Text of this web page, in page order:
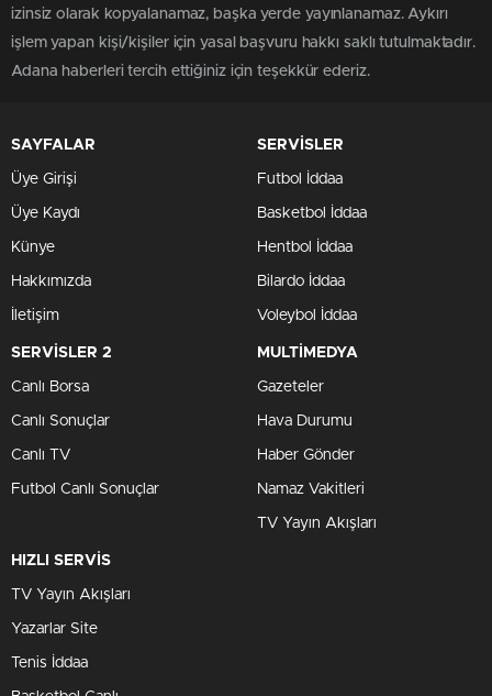
izinsiz olarak kopyalanamaz, başka yerde yayınlanamaz. Aykırı
işlem yapan kişi/kişiler için yasal başvuru hakkı saklı tutulmaktadır.
Adana haberleri tercih ettiğiniz için teşekkür ederiz.
SAYFALAR
Üye Girişi
Üye Kaydı
Künye
Hakkımızda
İletişim
SERVİSLER
Futbol İddaa
Basketbol İddaa
Hentbol İddaa
Bilardo İddaa
Voleybol İddaa
SERVİSLER 2
Canlı Borsa
Canlı Sonuçlar
Canlı TV
Futbol Canlı Sonuçlar
MULTİMEDYA
Gazeteler
Hava Durumu
Haber Gönder
Namaz Vakitleri
TV Yayın Akışları
HIZLI SERVİS
TV Yayın Akışları
Yazarlar Site
Tenis İddaa